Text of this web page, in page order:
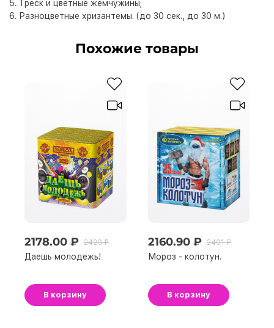
5. Треск и цветные жемчужины;
6. Разноцветные хризантемы. (до 30 сек., до 30 м.)
Похожие товары
2178.00 ₽ 2420 ₽
Даешь молодежь!
В корзину
2160.90 ₽ 2401 ₽
Мороз - колотун.
В корзину